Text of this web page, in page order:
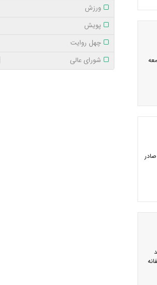
ورزش
پویش
چهل روایت
شورای عالی